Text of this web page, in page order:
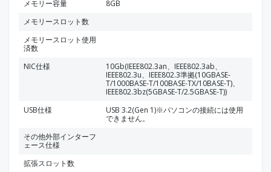
メモリー容量
8GB
メモリースロット数
メモリースロット使用
済数
NIC仕様
10Gb(IEEE802.3an、IEEE802.3ab、
IEEE802.3u、IEEE802.3準拠(10GBASE-
T/1000BASE-T/100BASE-TX/10BASE-T)、
IEEE802.3bz(5GBASE-T/2.5GBASE-T))
USB仕様
USB 3.2(Gen 1)※パソコンの接続には使用
できません。
その他外部インターフ
ェース仕様
拡張スロット数